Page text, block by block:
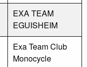
EXA TEAM
EGUISHEIM
Exa Team Club
Monocycle